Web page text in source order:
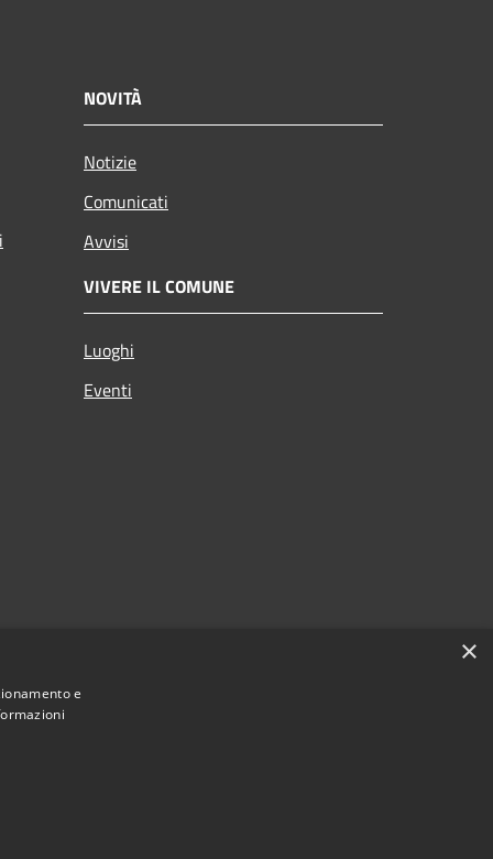
NOVITÀ
Notizie
Comunicati
Avvisi
VIVERE IL COMUNE
Luoghi
Eventi
×
e